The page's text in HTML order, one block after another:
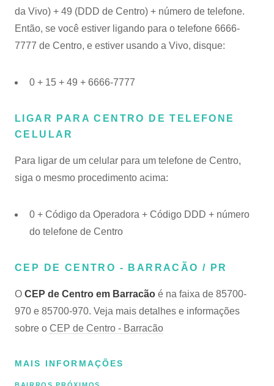
da Vivo) + 49 (DDD de Centro) + número de telefone.
Então, se você estiver ligando para o telefone 6666-
7777 de Centro, e estiver usando a Vivo, disque:
0 + 15 + 49 + 6666-7777
LIGAR PARA CENTRO DE TELEFONE
CELULAR
Para ligar de um celular para um telefone de Centro,
siga o mesmo procedimento acima:
0 + Código da Operadora + Código DDD + número
do telefone de Centro
CEP DE CENTRO - BARRACÃO / PR
O CEP de Centro em Barracão é na faixa de 85700-
970 e 85700-970. Veja mais detalhes e informações
sobre o CEP de Centro - Barracão
MAIS INFORMAÇÕES